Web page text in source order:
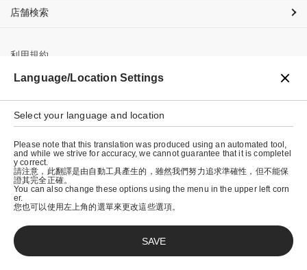
店舗検索
利用規約
プライバシーポリシー
特定商取引法に基づく表示
会社概要
© graniph inc.
Language/Location Settings
Select your language and location
Please note that this translation was produced using an automated tool,
and while we strive for accuracy, we cannot guarantee that it is completel
y correct.
請注意，此翻譯是由自動工具產生的，雖然我們努力追求準確性，但不能保
證其完全正確。
You can also change these options using the menu in the upper left corn
er.
您也可以使用左上角的選單來更改這些選項。
SAVE